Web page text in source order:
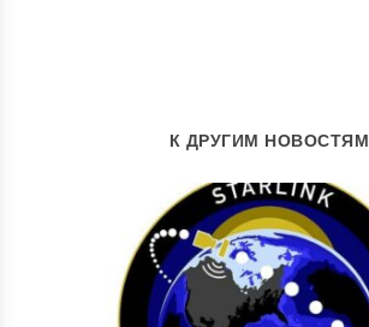
К ДРУГИМ НОВОСТЯМ